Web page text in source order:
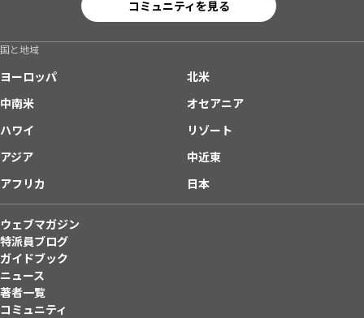
コミュニティを見る
国と地域
ヨーロッパ
北米
中南米
オセアニア
ハワイ
リゾート
アジア
中近東
アフリカ
日本
ウェブマガジン
特派員ブログ
ガイドブック
ニュース
著者一覧
コミュニティ